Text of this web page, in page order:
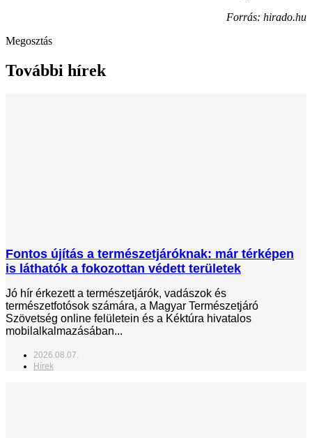
Forrás: hirado.hu
Megosztás
További hírek
Fontos újítás a természetjáróknak: már térképen
is láthatók a fokozottan védett területek
Jó hír érkezett a természetjárók, vadászok és
természetfotósok számára, a Magyar Természetjáró
Szövetség online felületein és a Kéktúra hivatalos
mobilalkalmazásában...
2026.08.07.
Hírek